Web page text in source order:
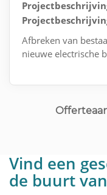
Afbreken van
nieuwe electrische
Vind een
de buurt